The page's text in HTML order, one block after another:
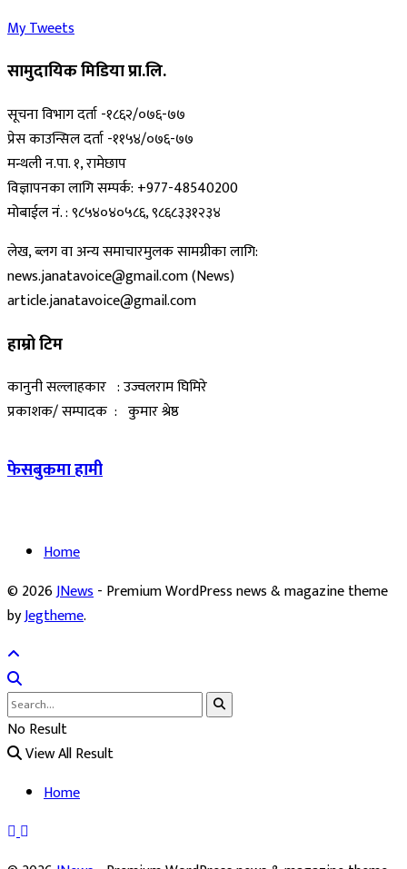
My Tweets
सामुदायिक मिडिया प्रा.लि.
सूचना विभाग दर्ता -१८६२/०७६-७७
प्रेस काउन्सिल दर्ता -११५४/०७६-७७
मन्थली न.पा. १, रामेछाप
विज्ञापनका लागि सम्पर्क: +977-48540200
मोबाईल नं. : ९८५४०४०५८६, ९८६८३३१२३४
लेख, ब्लग वा अन्य समाचारमुलक सामग्रीका लागि:
news.janatavoice@gmail.com (News)
article.janatavoice@gmail.com
हाम्रो टिम
कानुनी सल्लाहकार : उज्वलराम घिमिरे
प्रकाशक/ सम्पादक : कुमार श्रेष्ठ
फेसबुकमा हामी
Home
© 2026JNews- Premium WordPress news & magazine theme
byJegtheme.
No Result
View All Result
Home